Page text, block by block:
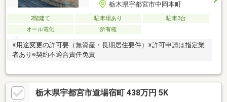
栃木県宇都宮市中岡本町
2階建て 駐車場あり
駐車3台
オール電化
所有権
※用途変更の許可要（無資産・長期居住要件）※許可申請は指定業
者あり※契約不適合責任免責
栃木県宇都宮市道場宿町 438万円 5K